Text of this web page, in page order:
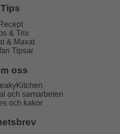
Tips
Recept
& Trix
& Maxat
Tipsar
oss
och samarbeten
och kakor